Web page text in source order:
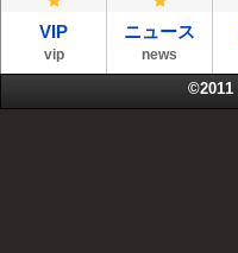
VIP
vip
ニュース
news
©2011